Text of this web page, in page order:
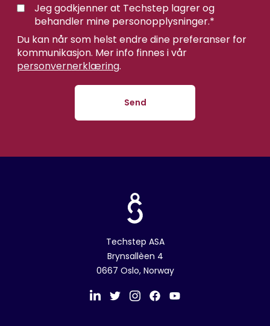
Jeg godkjenner at Techstep lagrer og
behandler mine personopplysninger.*
Du kan når som helst endre dine preferanser for
kommunikasjon. Mer info finnes i vår
personvernerklæring.
Techstep ASA
Brynsallèen 4
0667 Oslo, Norway